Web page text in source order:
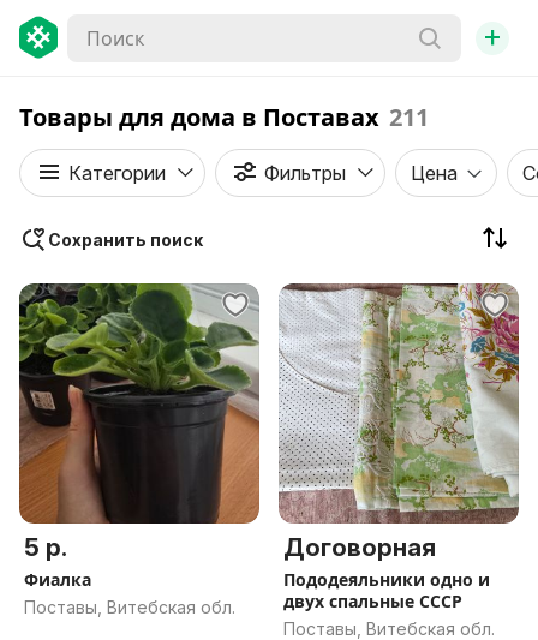
+
Товары для дома в Поставах 211
Категории Фильтры Цена
Сохранить поиск
5 р.
Фиалка
Поставы, Витебская обл.
Договорная
Пододеяльники одно и
двух спальные СССР
Поставы, Витебская обл.